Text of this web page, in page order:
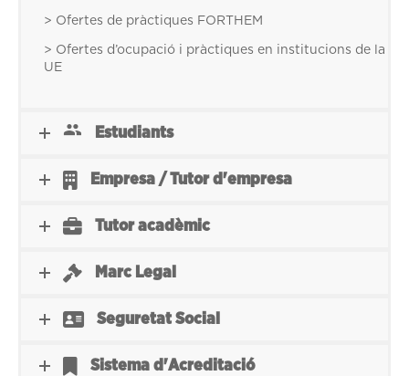
> Ofertes de pràctiques FORTHEM
> Ofertes d’ocupació i pràctiques en institucions de la
UE
Estudiants
Empresa / Tutor d'empresa
Tutor acadèmic
Marc Legal
Seguretat Social
Sistema d'Acreditació